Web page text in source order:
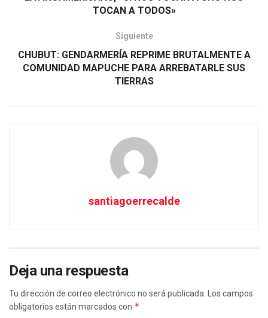
TOCAN A TODOS»
Siguiente
CHUBUT: GENDARMERÍA REPRIME BRUTALMENTE A
COMUNIDAD MAPUCHE PARA ARREBATARLE SUS
TIERRAS
santiagoerrecalde
Deja una respuesta
Tu dirección de correo electrónico no será publicada.
Los campos
obligatorios están marcados con *